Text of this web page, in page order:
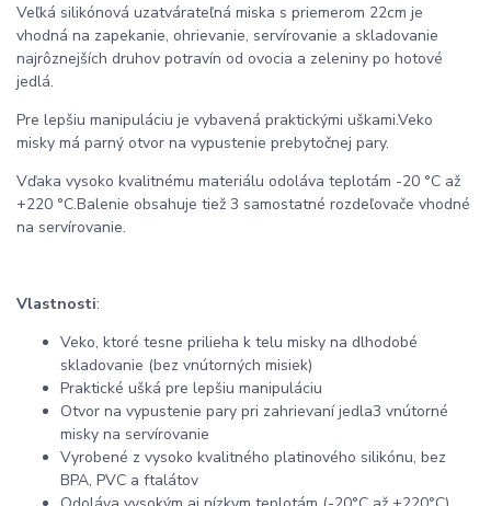
Veľká silikónová uzatvárateľná miska s priemerom 22cm je
vhodná na zapekanie, ohrievanie, servírovanie a skladovanie
najrôznejších druhov potravín od ovocia a zeleniny po hotové
jedlá.
Pre lepšiu manipuláciu je vybavená praktickými uškami.Veko
misky má parný otvor na vypustenie prebytočnej pary.
Vďaka vysoko kvalitnému materiálu odoláva teplotám -20 °C až
+220 °C.Balenie obsahuje tiež 3 samostatné rozdeľovače vhodné
na servírovanie.
Vlastnosti:
Veko, ktoré tesne prilieha k telu misky na dlhodobé
skladovanie (bez vnútorných misiek)
Praktické ušká pre lepšiu manipuláciu
Otvor na vypustenie pary pri zahrievaní jedla3 vnútorné
misky na servírovanie
Vyrobené z vysoko kvalitného platinového silikónu, bez
BPA, PVC a ftalátov